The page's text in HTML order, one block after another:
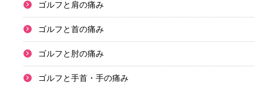
ゴルフと肩の痛み
ゴルフと首の痛み
ゴルフと肘の痛み
ゴルフと手首・手の痛み